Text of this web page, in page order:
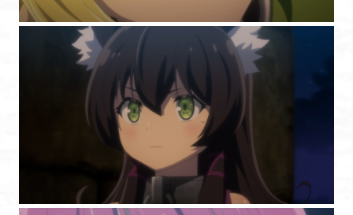
GOODS
SPECIAL
OFFICIAL TWITTER